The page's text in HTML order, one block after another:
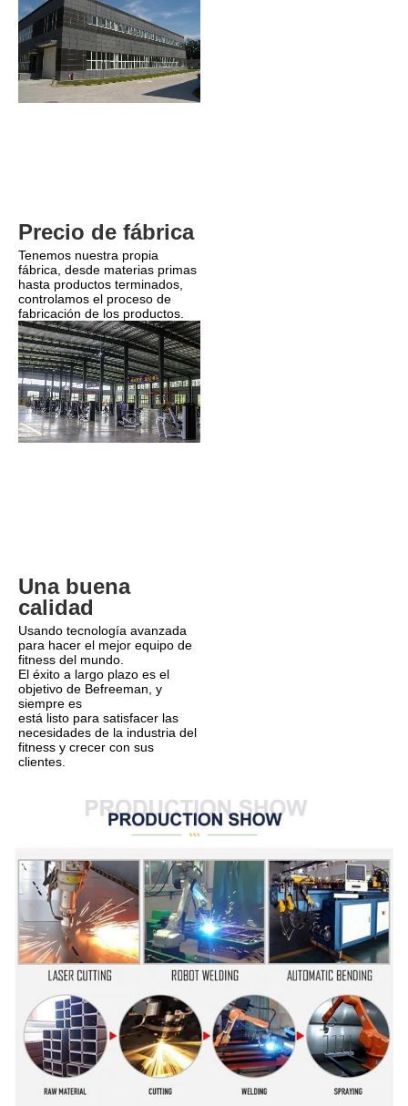
Precio de fábrica
Tenemos nuestra propia
fábrica, desde materias primas
hasta productos terminados,
controlamos el proceso de
fabricación de los productos.
Una buena
calidad
Usando tecnología avanzada
para hacer el mejor equipo de
fitness del mundo.
El éxito a largo plazo es el
objetivo de Befreeman, y
siempre es
está listo para satisfacer las
necesidades de la industria del
fitness y crecer con sus
clientes.